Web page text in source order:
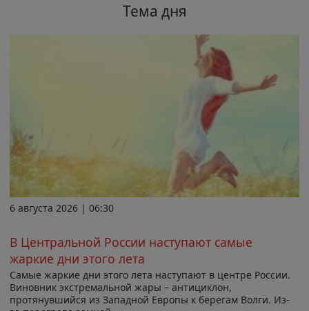
Тема дня
6 августа 2026 | 06:30
В Центральной России наступают самые
жаркие дни этого лета
Самые жаркие дни этого лета наступают в центре России.
Виновник экстремальной жары – антициклон,
протянувшийся из Западной Европы к берегам Волги. Из-